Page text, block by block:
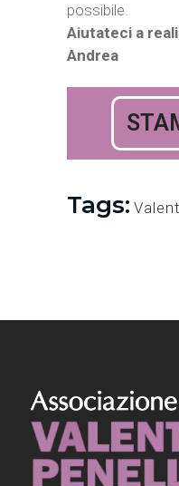
possibile.
Aiutateci a
Andrea
Tags: